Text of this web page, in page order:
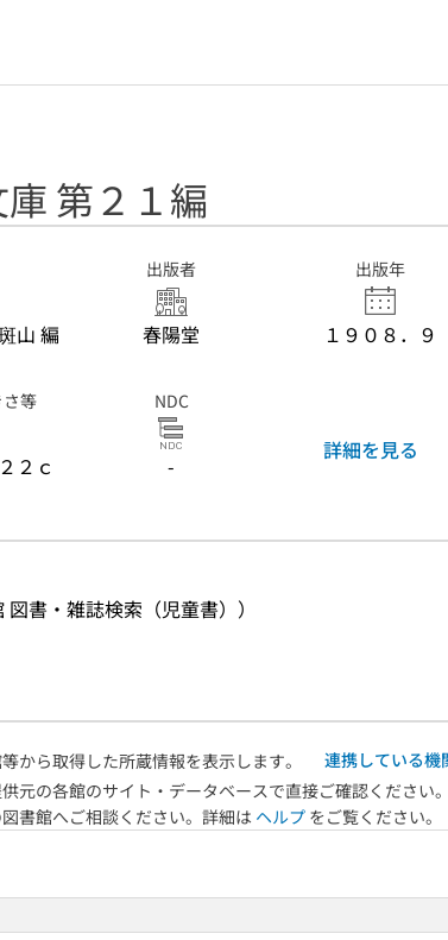
第２１編
山 編
出版者
春陽堂
出版年
１９０８．９
等
２ｃ
NDC
-
詳細を見る
図書・雑誌検索（児童書））
から取得した所蔵情報を表示します。
連携している機
元の各館のサイト・データベースで直接ご確認ください
書館へご相談ください。詳細は ヘルプ をご覧ください。